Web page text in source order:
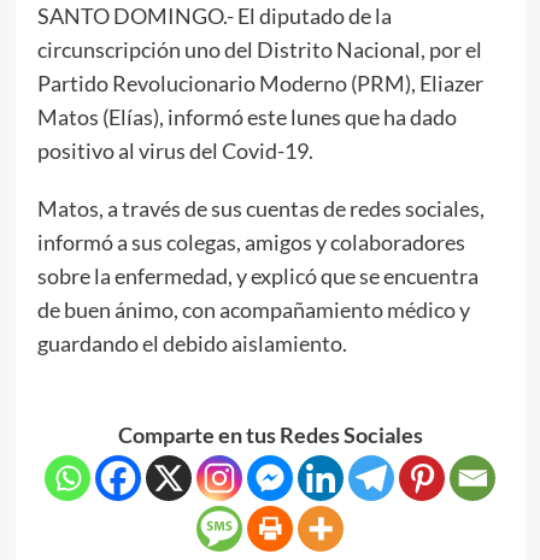
SANTO DOMINGO.- El diputado de la
circunscripción uno del Distrito Nacional, por el
Partido Revolucionario Moderno (PRM), Eliazer
Matos (Elías), informó este lunes que ha dado
positivo al virus del Covid-19.
Matos, a través de sus cuentas de redes sociales,
informó a sus colegas, amigos y colaboradores
sobre la enfermedad, y explicó que se encuentra
de buen ánimo, con acompañamiento médico y
guardando el debido aislamiento.
Comparte en tus Redes Sociales